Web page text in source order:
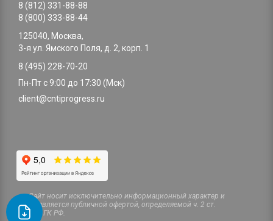
8 (812) 331-88-88
8 (800) 333-88-44
125040, Москва,
3-я ул. Ямского Поля, д. 2, корп. 1
8 (495) 228-70-20
Пн-Пт с 9:00 до 17:30 (Мск)
client@cntiprogress.ru
Cайт носит исключительно информационный характер и
не является публичной офертой, определяемой ч. 2 ст.
437 ГК РФ.